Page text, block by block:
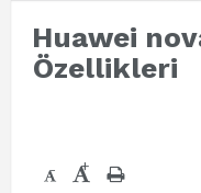
Huawei
Özellikleri
- +